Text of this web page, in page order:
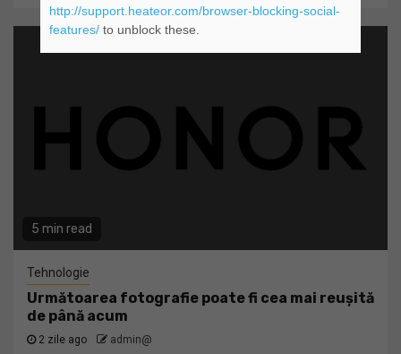
5 min read
Tehnologie
Următoarea fotografie poate fi cea mai reușită
de până acum
2 zile ago admin@
http://support.heateor.com/browser-blocking-social-
features/to unblock these.